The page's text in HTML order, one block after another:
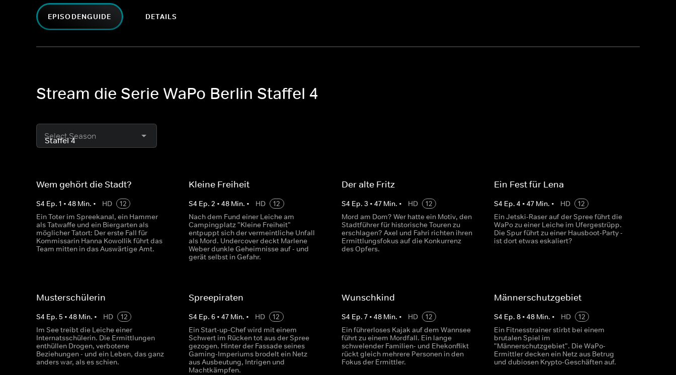
EPISODENGUIDE DETAILS
Stream die Serie WaPo Berlin Staffel 4
Select Season
Wem gehört die Stadt?
S4 Ep. 1 • 48 Min. • HD
12
Ein Toter im Spreekanal, ein Hammer
als Tatwaffe und ein Biergarten als
möglicher Tatort: Der erste Fall für
Kommissarin Hanna Kowollik führt das
Team mitten in das Auswärtige Amt.
Kleine Freiheit
S4 Ep.2 •48 Min. • HD
12
Nach dem Fund einer Leiche am
Campingplatz "Kleine Freiheit"
entpuppt sich der vermeintliche Unfall
als Mord. Undercover deckt Marlene
Weber dunkle Geheimnisse auf - und
gerät selbst in Gefahr.
Der alte Fritz
S4 Ep. 3 • 47Min. • HD
12
Mord am Dom? Wer hatte ein Motiv, den
Stadtführer für historische Touren zu
erschlagen? Axel und Fahri richten ihren
Ermittlungsfokus auf die Konkurrenz
des Opfers.
Ein Fest für Lena
S4 Ep. 4 • 47Min. • HD
12
Ein Jetski-Raser auf der Spree führt die
WaPo zu einer Leiche im Ufergestrüpp.
Die Spur führt zu einer Hausboot-Party -
ist dort etwas eskaliert?
Musterschülerin
S4 Ep. 5 • 48 Min. • HD
12
Im See treibt die Leiche einer
Internatsschülerin. Die Ermittlungen
enthüllen Drogen, verbotene
Beziehungen - und ein Leben, das ganz
anders war, als es schien.
Spreepiraten
S4 Ep.6 •47 Min. • HD
12
Ein Start-up-Chef wird mit einem
Schwert im Rücken tot aus der Spree
gezogen. Hinter der Fassade seines
Gaming-Imperiums brodelt ein Netz
aus Ausbeutung, Intrigen und
Machtkämpfen.
Wunschkind
S4 Ep. 7• 48Min. • HD
12
Ein führerloses Kajak auf dem Wannsee
führt zu einem Mordfall. Ein lange
schwelender Familien- und Ehekonflikt
rückt gleich mehrere Personen in den
Fokus der Ermittler.
Männerschutzgebiet
S4 Ep. 8• 48Min. • HD
12
Ein Fitnesstrainer stirbt bei einem
brutalen Spiel im
"Männerschutzgebiet". Die WaPo-
Ermittler decken ein Netz aus Betrug
und dubiosen Krypto-Geschäften auf.